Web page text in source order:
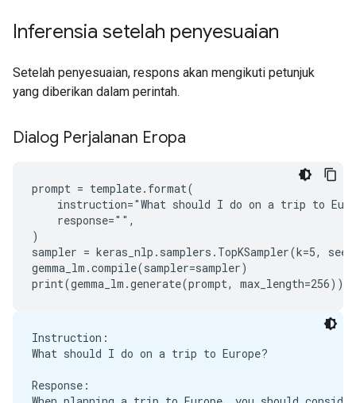
Inferensia setelah penyesuaian
Setelah penyesuaian, respons akan mengikuti petunjuk
yang diberikan dalam perintah.
Dialog Perjalanan Eropa
prompt = template.format(
instruction="What should I do on a trip to
    response="",
)
sampler = keras_nlp.samplers.TopKSampler(k=5,
gemma_lm.compile(sampler=sampler)
Instruction:
What should I do on a trip to Europe?
Response: